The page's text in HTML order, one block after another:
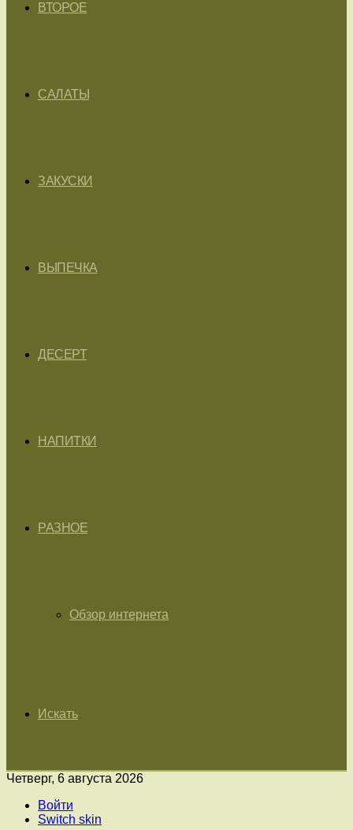
ВТОРОЕ
САЛАТЫ
ЗАКУСКИ
ВЫПЕЧКА
ДЕСЕРТ
НАПИТКИ
РАЗНОЕ
Обзор интернета
Искать
Четверг, 6 августа 2026
Войти
Switch skin